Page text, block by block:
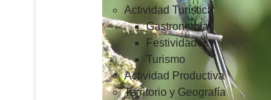
Actividad Turística
Gastronomía
Festividades
Turismo
Actividad Productiva
Territorio y Geografía